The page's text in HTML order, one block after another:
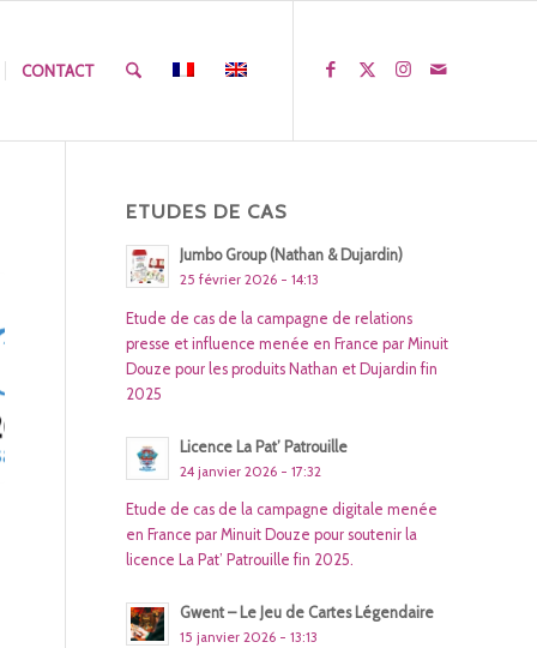
CONTACT
ETUDES DE CAS
Jumbo Group (Nathan & Dujardin)
25 février 2026 - 14:13
Etude de cas de la campagne de relations
presse et influence menée en France par Minuit
Douze pour les produits Nathan et Dujardin fin
2025
Licence La Pat’ Patrouille
24 janvier 2026 - 17:32
Etude de cas de la campagne digitale menée
en France par Minuit Douze pour soutenir la
licence La Pat’ Patrouille fin 2025.
Gwent – Le Jeu de Cartes Légendaire
15 janvier 2026 - 13:13